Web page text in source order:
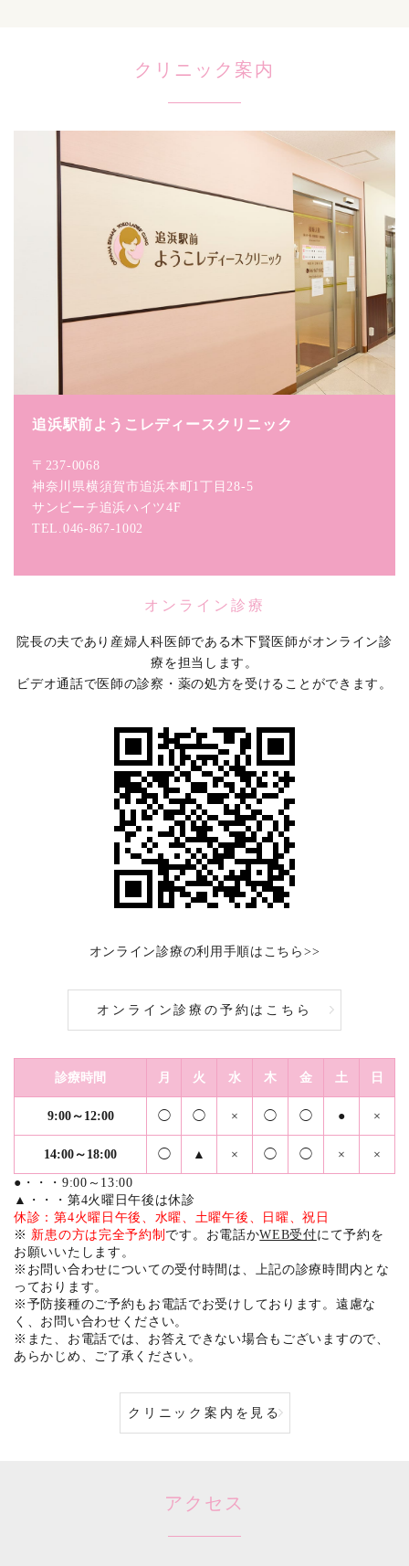
クリニック案内
追浜駅前ようこレディースクリニック
〒237-0068
神奈川県横須賀市追浜本町1丁目28-5
サンビーチ追浜ハイツ4F
TEL.046-867-1002
オンライン診療
院長の夫であり産婦人科医師である木下賢医師がオンライン診
療を担当します。
ビデオ通話で医師の診察・薬の処方を受けることができます。
オンライン診療の利用手順はこちら>>
オンライン診療の予約はこちら
診療時間 月 火 水 木 金 土 日
9:00～12:00 ◯ ◯ × ◯ ◯ ● ×
14:00～18:00 ◯ ▲ × ◯ ◯ × ×
●・・・9:00～13:00
▲・・・第4火曜日午後は休診
休診：第4火曜日午後、水曜、土曜午後、日曜、祝日
※ 新患の方は完全予約制 です。お電話かWEB受付にて予約を
お願いいたします。
※お問い合わせについての受付時間は、上記の診療時間内とな
っております。
※予防接種のご予約もお電話でお受けしております。遠慮な
く、お問い合わせください。
※また、お電話では、お答えできない場合もございますので、
あらかじめ、ご了承ください。
クリニック案内を見る
アクセス